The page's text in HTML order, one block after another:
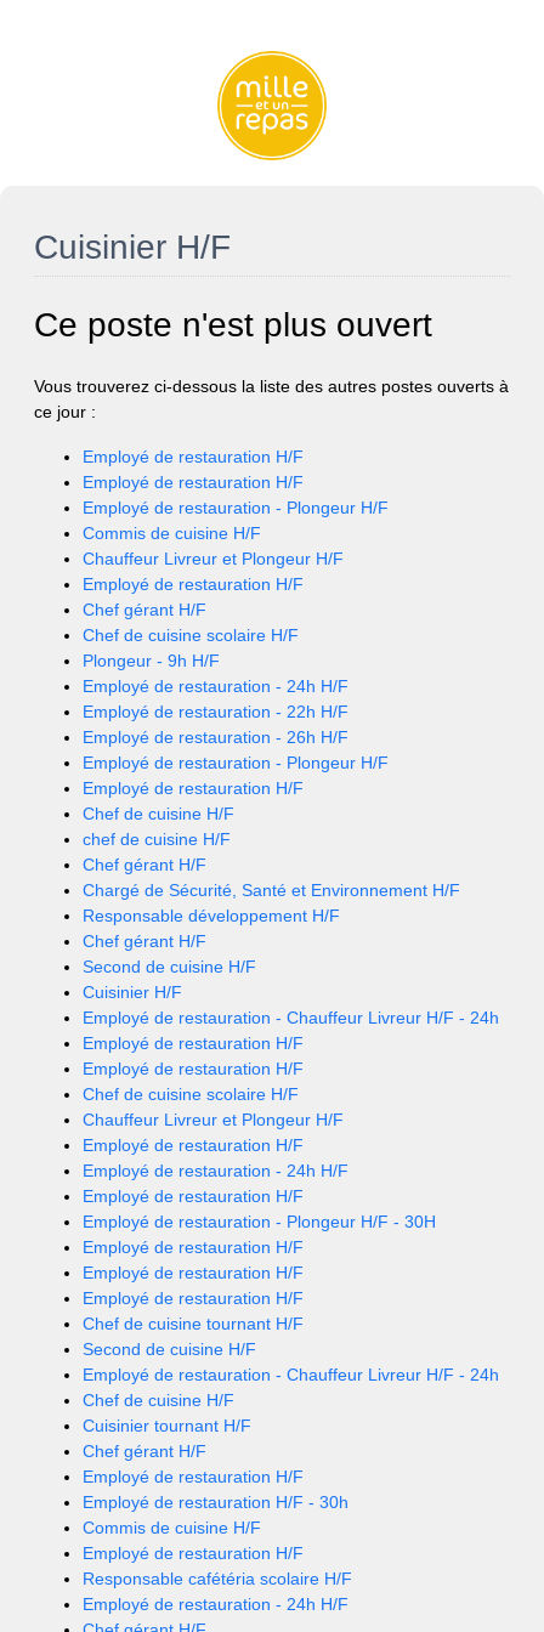
Cuisinier H/F
Ce poste n'est plus ouvert
Vous trouverez ci-dessous la liste des autres postes ouverts à
ce jour :
Employé de restauration H/F
Employé de restauration H/F
Employé de restauration - Plongeur H/F
Commis de cuisine H/F
Chauffeur Livreur et Plongeur H/F
Employé de restauration H/F
Chef gérant H/F
Chef de cuisine scolaire H/F
Plongeur - 9h H/F
Employé de restauration - 24h H/F
Employé de restauration - 22h H/F
Employé de restauration - 26h H/F
Employé de restauration - Plongeur H/F
Employé de restauration H/F
Chef de cuisine H/F
chef de cuisine H/F
Chef gérant H/F
Chargé de Sécurité, Santé et Environnement H/F
Responsable développement H/F
Chef gérant H/F
Second de cuisine H/F
Cuisinier H/F
Employé de restauration - Chauffeur Livreur H/F - 24h
Employé de restauration H/F
Employé de restauration H/F
Chef de cuisine scolaire H/F
Chauffeur Livreur et Plongeur H/F
Employé de restauration H/F
Employé de restauration - 24h H/F
Employé de restauration H/F
Employé de restauration - Plongeur H/F - 30H
Employé de restauration H/F
Employé de restauration H/F
Employé de restauration H/F
Chef de cuisine tournant H/F
Second de cuisine H/F
Employé de restauration - Chauffeur Livreur H/F - 24h
Chef de cuisine H/F
Cuisinier tournant H/F
Chef gérant H/F
Employé de restauration H/F
Employé de restauration H/F - 30h
Commis de cuisine H/F
Employé de restauration H/F
Responsable cafétéria scolaire H/F
Employé de restauration - 24h H/F